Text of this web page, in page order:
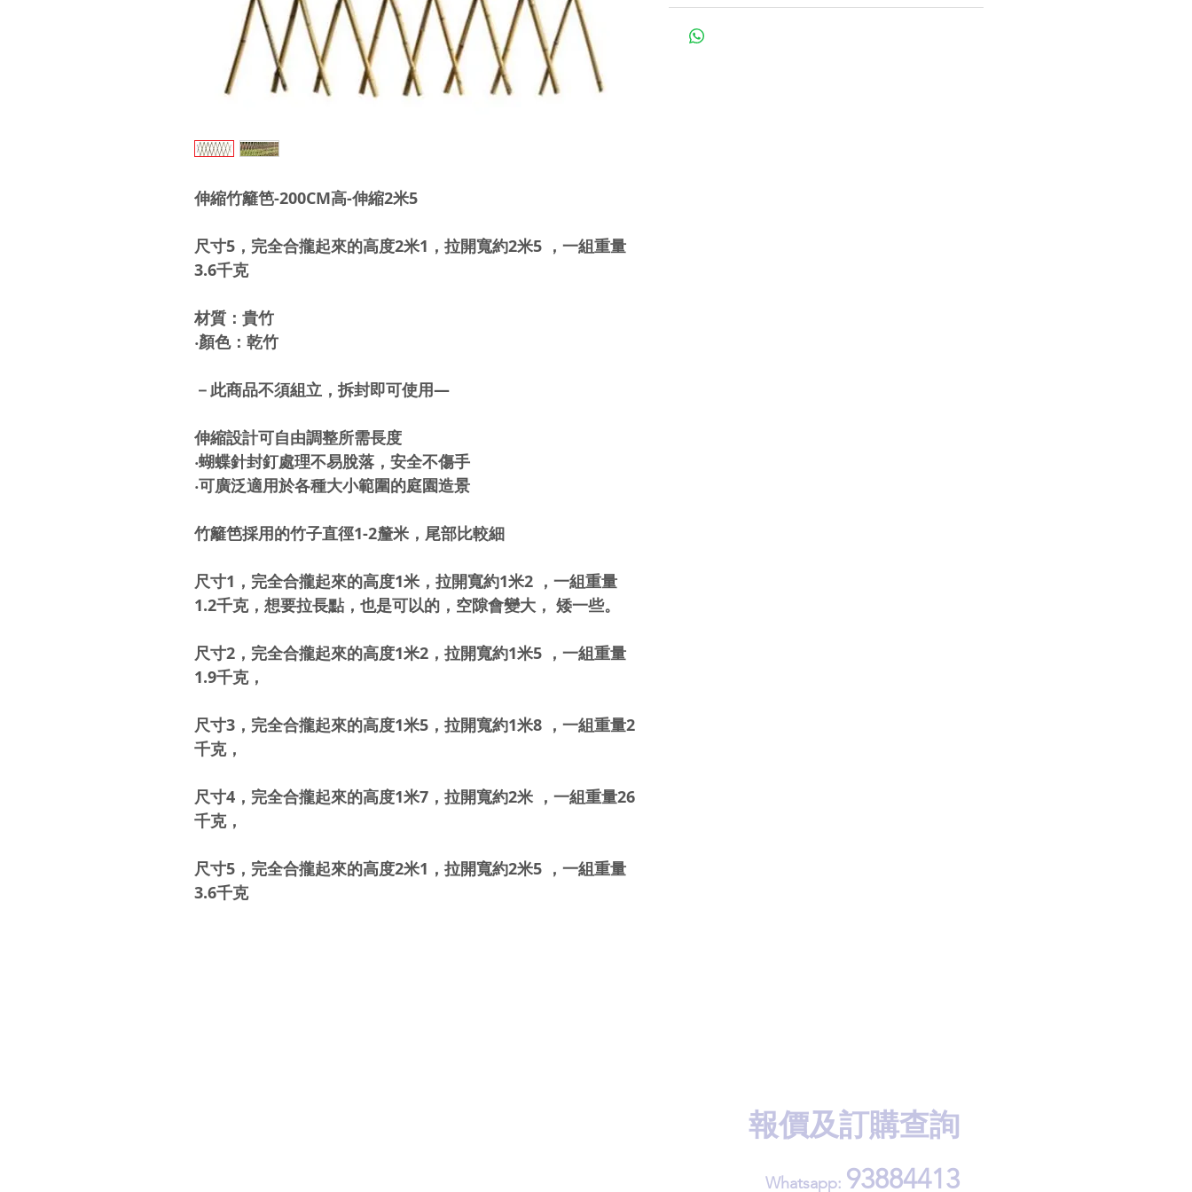
伸縮竹籬笆-200CM高-伸縮2米5
尺寸5，完全合攏起來的高度2米1，拉開寬約2米5 ，一組重量
3.6千克
材質：貴竹
‧顏色：乾竹
－此商品不須組立，拆封即可使用—
伸縮設計可自由調整所需長度
‧蝴蝶針封釘處理不易脫落，安全不傷手
‧可廣泛適用於各種大小範圍的庭園造景
竹籬笆採用的竹子直徑1-2釐米，尾部比較細
尺寸1 ，完全合攏起來的高度1米，拉開寬約1米2 ，一組重量
1.2千克，想要拉長點，也是可以的，空隙會變大， 矮一些。
尺寸2 ，完全合攏起來的高度1米2 ，拉開寬約1米5 ，一組重量
1.9千克，
尺寸3 ，完全合攏起來的高度1米5 ，拉開寬約1米8 ，一組重量2
千克，
尺寸4 ，完全合攏起來的高度1米7 ，拉開寬約2米 ，一組重量26
千克，
尺寸5 ，完全合攏起來的高度2米1 ，拉開寬約2米5 ，一組重量
3.6千克
報價及訂購查詢
Whatsapp: 93884413